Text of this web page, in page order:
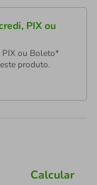
PIX ou
PIX ou Boleto*
produto.
Calcular